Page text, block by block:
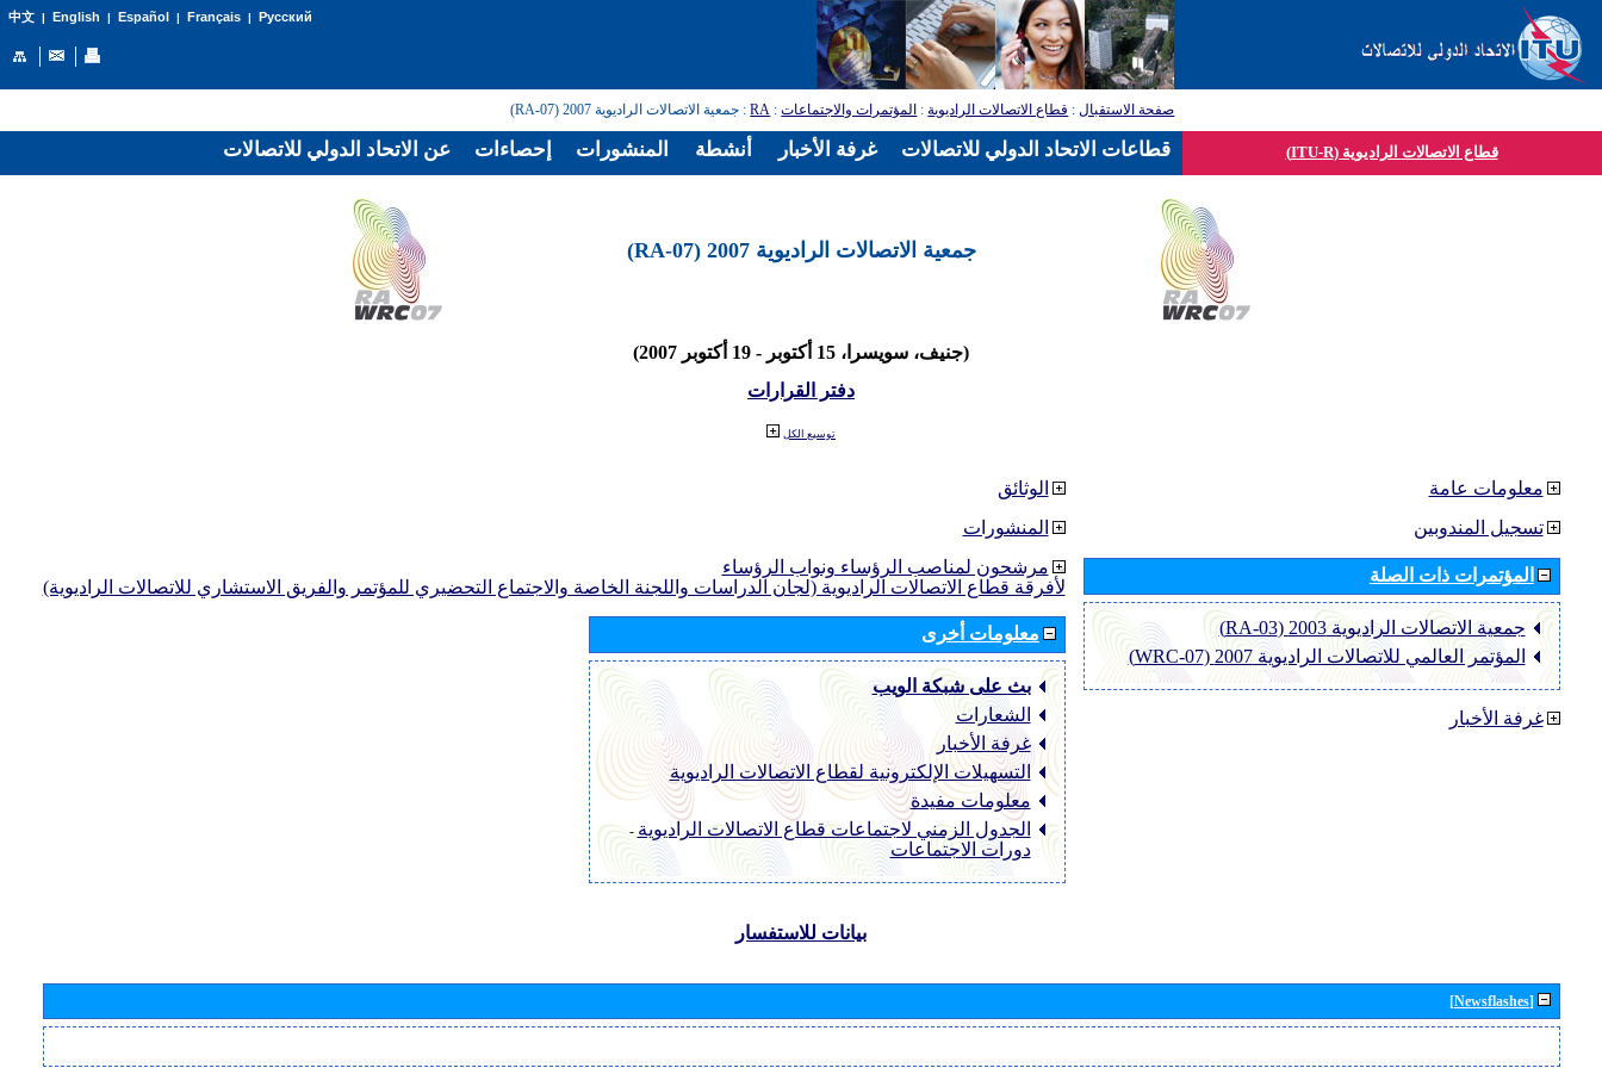
中文| English | Español | Français| Русский
صفحة الاستقبال: قطاع الاتصالات الراديوية: المؤتمرات والاجتماعات:
RA: جمعية الاتصالات الراديوية 2007 (RA-07)
قطاع الاتصالات الراديوية (ITU-R)
جمعية الاتصالات الراديوية 2007 (RA-07)
(جنيف، سويسرا، 15 أكتوبر - 19 أكتوبر 2007)
دفتر القرارات
توسيع الكل
الوثائق
المنشورات
مرشحون لمناصب الرؤساء ونواب الرؤساء
لأفرقة قطاع الاتصالات الراديوية (لجان الدراسات واللجنة الخاصة والاجتماع التحضيري للمؤتمر والفريق الاستشاري للاتصالات الراديوية)
معلومات أخرى
بث على شبكة الويب
الشعارات
غرفة الأخبار
التسهيلات الإلكترونية لقطاع الاتصالات الراديوية
معلومات مفيدة
الجدول الزمني لاجتماعات قطاع الاتصالات الراديوية -
دورات الاجتماعات
معلومات عامة
تسجيل المندوبين
المؤتمرات ذات الصلة
جمعية الاتصالات الراديوية 2003 (RA-03)
المؤتمر العالمي للاتصالات الراديوية 2007 (WRC-07)
غرفة الأخبار
بيانات للاستفسار
[Newsflashes]
عن الاتحاد الدولي للاتصالات إحصاءات المنشورات أنشطة غرفة الأخبار قطاعات الاتحاد الدولي للاتصالات